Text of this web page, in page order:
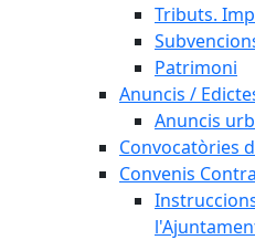
Tributs.
Patrimoni
Anuncis /
Anuncis
Convocatòries
Convenis